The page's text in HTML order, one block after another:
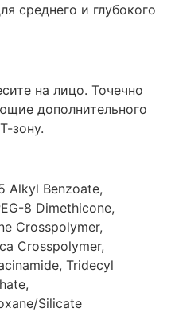
среднего и глубокого
на лицо. Точечно
дополнительного
зону.
Alkyl Benzoate,
8 Dimethicone,
Crosspolymer,
Crosspolymer,
Tridecyl
Silicate